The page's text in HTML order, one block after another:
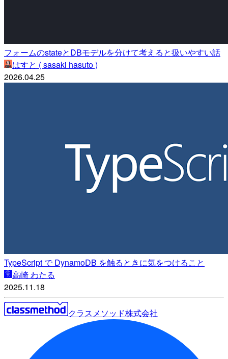
フォームのstateとDBモデルを分けて考えると扱いやすい話
はすと ( sasaki hasuto )
2026.04.25
TypeScript で DynamoDB を触るときに気をつけること
高崎 わたる
2025.11.18
クラスメソッド株式会社